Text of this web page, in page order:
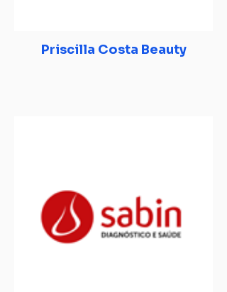
Priscilla Costa Beauty